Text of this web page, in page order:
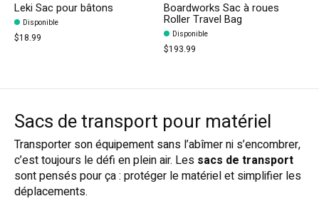
Leki Sac pour bâtons
Disponible
$18.99
Boardworks Sac à roues
Roller Travel Bag
Disponible
$193.99
Sacs de transport pour matériel
Transporter son équipement sans l’abîmer ni s’encombrer,
c’est toujours le défi en plein air. Les sacs de transport
sont pensés pour ça : protéger le matériel et simplifier les
déplacements.